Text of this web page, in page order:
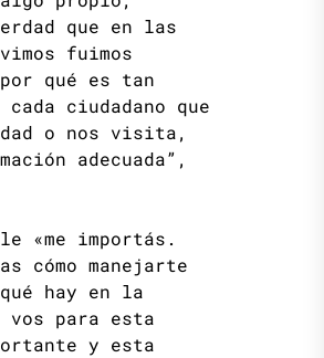
que en las
fuimos
por qué es tan
ciudadano que
o nos visita,
adecuada”,
«me importás.
cómo manejarte
hay en la
vos para esta
y esta